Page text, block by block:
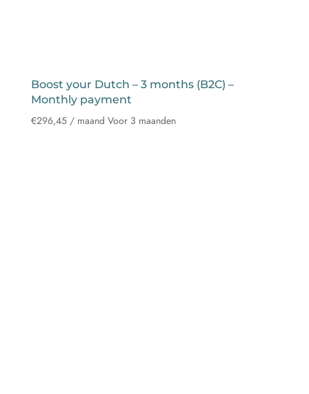
Boost your Dutch – 3 months (B2C) –
Monthly payment
€296,45/ maand Voor 3 maanden